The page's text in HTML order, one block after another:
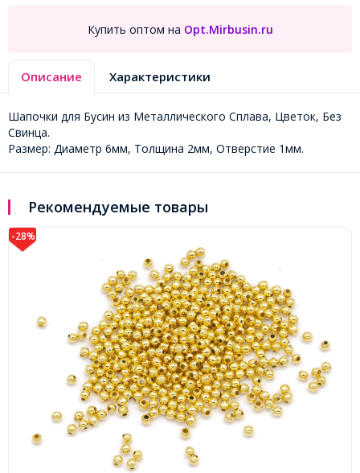
Купить оптом на Opt.Mirbusin.ru
Описание Характеристики
Шапочки для Бусин из Металлического Сплава, Цветок, Без
Свинца.
Размер: Диаметр 6мм, Толщина 2мм, Отверстие 1мм.
Рекомендуемые товары
-28%